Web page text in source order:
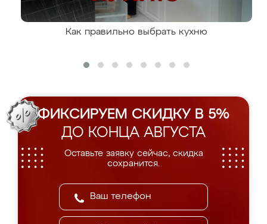
Как правильно выбрать кухню
ФИКСИРУЕМ СКИДКУ В 5%
ДО КОНЦА АВГУСТА
Оставьте заявку сейчас, скидка
сохранится.